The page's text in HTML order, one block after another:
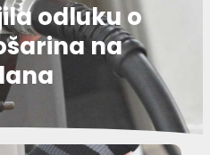
odluku o
na